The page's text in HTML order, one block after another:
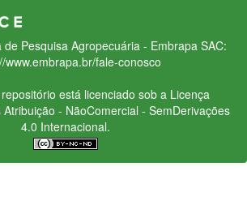
de Pesquisa Agropecuária - Embrapa SAC:
www.embrapa.br/fale-conosco
está licenciado sob a Licença
Atribuição - NãoComercial - SemDerivações
4.0 Internacional.